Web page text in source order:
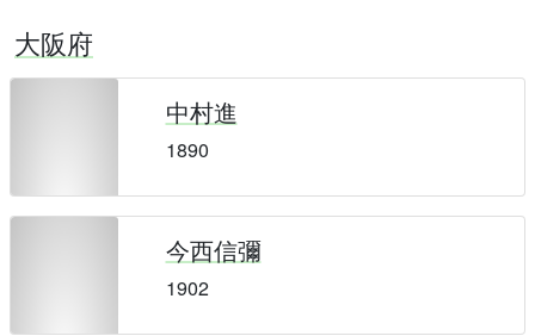
大阪府
中村進
1890
今西信彌
1902